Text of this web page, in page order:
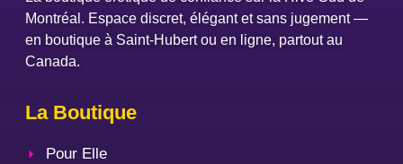
Montréal. Espace discret, élégant et sans jugement —
en boutique à Saint-Hubert ou en ligne, partout au
Canada.
La Boutique
Pour Elle